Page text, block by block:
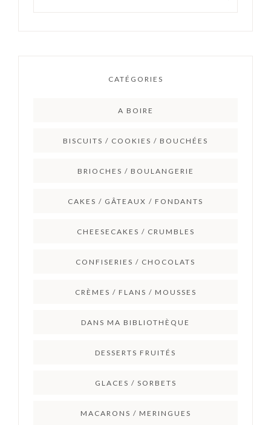
CATÉGORIES
A BOIRE
BISCUITS / COOKIES / BOUCHÉES
BRIOCHES / BOULANGERIE
CAKES / GÂTEAUX / FONDANTS
CHEESECAKES / CRUMBLES
CONFISERIES / CHOCOLATS
CRÈMES / FLANS / MOUSSES
DANS MA BIBLIOTHÈQUE
DESSERTS FRUITÉS
GLACES / SORBETS
MACARONS / MERINGUES